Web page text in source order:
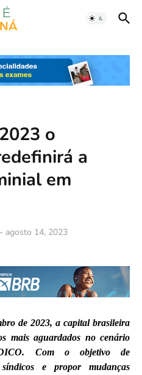
o
a
em
- agosto 14, 2023
de 2023, a capital brasileira
mais aguardados no cenário
Com o objetivo de
e propor mudanças